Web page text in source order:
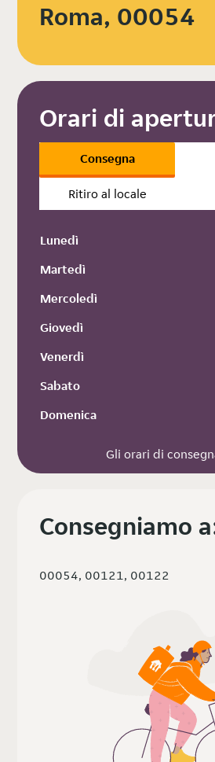
Roma, 00054
Orari di
Consegna
Ritiro al locale
Lunedì
Martedì
Mercoledì
Giovedì
Venerdì
Sabato
Domenica
Gli orari di
Consegniamo
00054, 00121, 00122